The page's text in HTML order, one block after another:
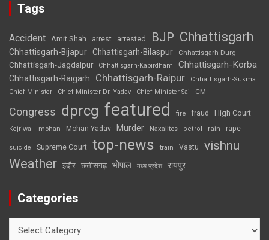
Tags
Accident Amit Shah arrest arrested BJP Chhattisgarh
Chhattisgarh-Bijapur Chhattisgarh-Bilaspur Chhattisgarh-Durg
Chhattisgarh-Jagdalpur Chhattisgarh-Kabirdham Chhattisgarh-Korba
Chhattisgarh-Raigarh Chhattisgarh-Raipur
Chhattisgarh-Sukma
Chief Minister
Chief Minister Dr. Yadav Chief Minister Sai CM
Congress dprcg featured fire fraud High Court
Kejriwal mohan Mohan Yadav Murder Naxalites petrol rain rape
suicide Supreme Court top-news train Vastu vishnu
Weather इंदौर छत्तीसगढ़ भोपाल मध्य प्रदेश रायपुर
Categories